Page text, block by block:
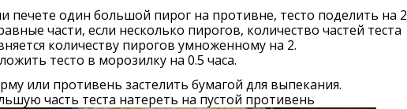
печете один большой пирог на противне, тесто поделить на 2
части, если несколько пирогов, количество частей теста
количеству пирогов умноженному на 2.
тесто в морозилку на 0.5 часа.
или противень застелить бумагой для выпекания.
часть теста натереть на пустой противень